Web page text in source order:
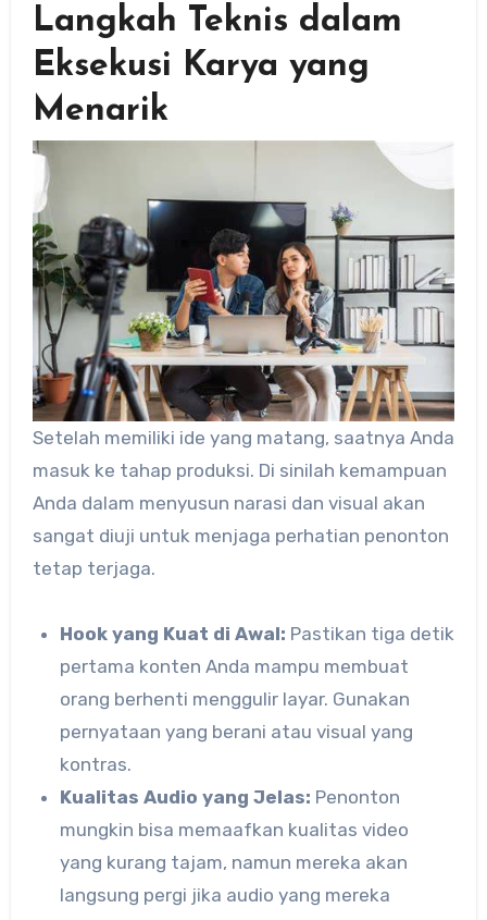
Langkah Teknis dalam
Eksekusi Karya yang
Menarik
Setelah memiliki ide yang matang, saatnya Anda
masuk ke tahap produksi. Di sinilah kemampuan
Anda dalam menyusun narasi dan visual akan
sangat diuji untuk menjaga perhatian penonton
tetap terjaga.
Hook yang Kuat di Awal: Pastikan tiga detik
pertama konten Anda mampu membuat
orang berhenti menggulir layar. Gunakan
pernyataan yang berani atau visual yang
kontras.
Kualitas Audio yang Jelas: Penonton
mungkin bisa memaafkan kualitas video
yang kurang tajam, namun mereka akan
langsung pergi jika audio yang mereka